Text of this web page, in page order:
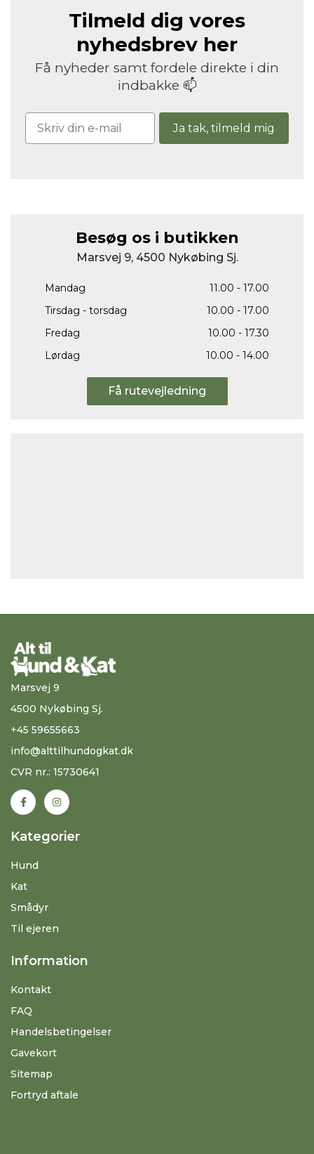
Tilmeld dig vores
nyhedsbrev her
Få nyheder samt fordele direkte i din
indbakke 📫
Ja tak, tilmeld mig
Besøg os i butikken
Marsvej 9, 4500 Nykøbing Sj.
Mandag
11.00 - 17.00
Tirsdag - torsdag
10.00 - 17.00
Fredag
10.00 - 17.30
Lørdag
10.00 - 14.00
Få rutevejledning
Marsvej 9
4500 Nykøbing Sj.
+45 59655663
info@alttilhundogkat.dk
CVR nr.: 15730641
Kategorier
Hund
Kat
Smådyr
Til ejeren
Information
Kontakt
FAQ
Handelsbetingelser
Gavekort
Sitemap
Fortryd aftale